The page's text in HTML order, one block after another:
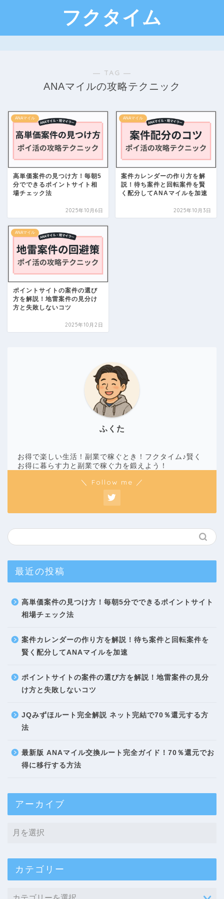
フクタイム
― TAG ―
ANAマイルの攻略テクニック
ANAマイル
高単価案件の見つけ方！毎朝5
分でできるポイントサイト相
場チェック法
2025年10月6日
ANAマイル
案件カレンダーの作り方を解
説！待ち案件と回転案件を賢
く配分してANAマイルを加速
2025年10月3日
ANAマイル
ポイントサイトの案件の選び
方を解説！地雷案件の見分け
方と失敗しないコツ
2025年10月2日
ふくた
お得で楽しい生活！副業で稼ぐとき！フクタイム♪賢く
お得に暮らす力と副業で稼ぐ力を鍛えよう！
＼ Follow me ／
最近の投稿
高単価案件の見つけ方！毎朝5分でできるポイントサイト
相場チェック法
案件カレンダーの作り方を解説！待ち案件と回転案件を
賢く配分してANAマイルを加速
ポイントサイトの案件の選び方を解説！地雷案件の見分
け方と失敗しないコツ
JQみずほルート完全解説 ネット完結で70％還元する方
法
最新版 ANAマイル交換ルート完全ガイド！70％還元でお
得に移行する方法
アーカイブ
カテゴリー